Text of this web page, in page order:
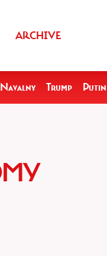
ARCHIVE
Navalny Trump Putin